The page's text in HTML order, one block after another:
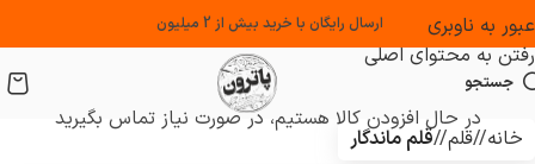
عبور به ناوبری
رفتن به محتوای اصلی
ارسال رایگان با خرید بیش از 2 میلیون
جستجو
در حال افزودن کالا هستیم، در صورت نیاز تماس بگیرید
خانه/ قلم/ قلم ماندگار